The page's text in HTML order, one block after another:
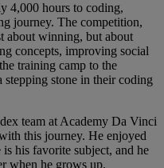
4,000 hours to coding,
journey. The competition,
about winning, but about
concepts, improving social
training camp to the
stepping stone in their coding
team at Academy Da Vinci
this journey. He enjoyed
his favorite subject, and he
when he grows up.